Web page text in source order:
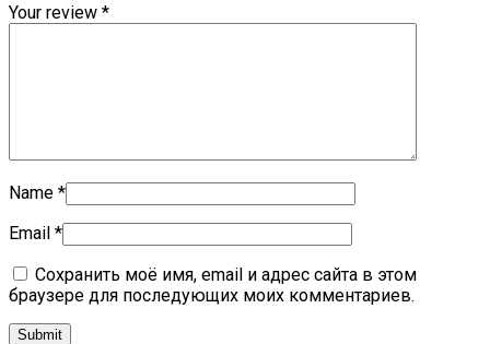
Your review *
Name *
Email *
Сохранить моё имя, email и адрес сайта в этом
браузере для последующих моих комментариев.